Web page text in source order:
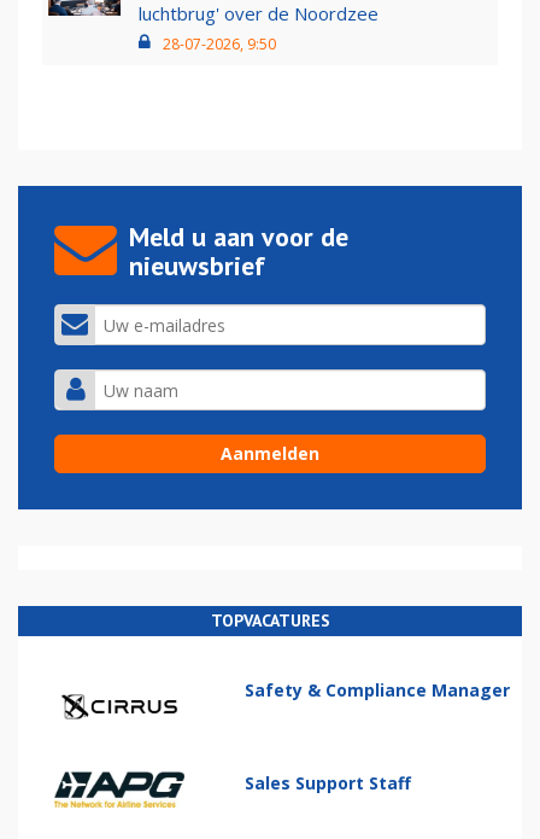
luchtbrug' over de Noordzee
28-07-2026, 9:50
Meld u aan voor de
nieuwsbrief
TOPVACATURES
Safety & Compliance Manager
Sales Support Staff